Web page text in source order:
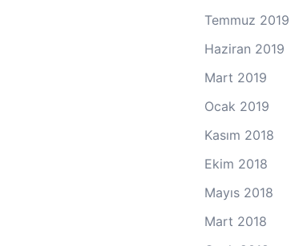
Temmuz 2019
Haziran 2019
Mart 2019
Ocak 2019
Kasım 2018
Ekim 2018
Mayıs 2018
Mart 2018